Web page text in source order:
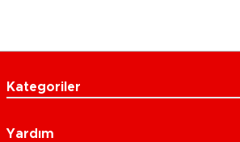
Kategoriler
Yardım